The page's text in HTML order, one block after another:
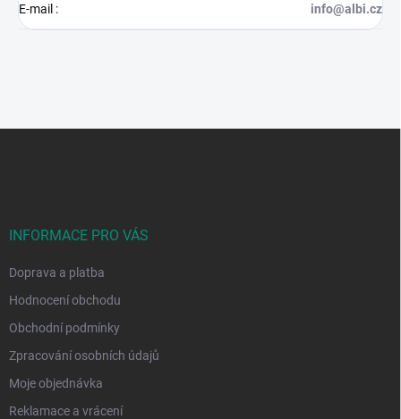
E-mail : info@albi.cz
INFORMACE PRO VÁS
Doprava a platba
Hodnocení obchodu
Obchodní podmínky
Zpracování osobních údajů
Moje objednávka
Reklamace a vrácení